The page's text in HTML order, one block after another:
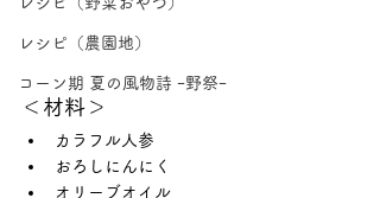
レシピ（農園地）
コーン期 夏の風物詩 ｰ野祭ｰ
＜材料＞
カラフル人参
おろしにんにく
オリーブオイル